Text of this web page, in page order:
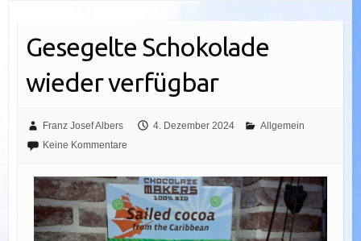
Gesegelte Schokolade
wieder verfügbar
Franz Josef Albers 4. Dezember 2024
Allgemein
Keine Kommentare